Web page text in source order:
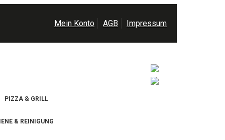
Mein Konto AGB Impressum
PIZZA & GRILL
& REINIGUNG